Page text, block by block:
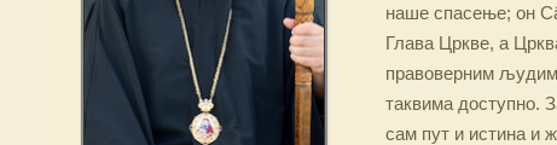
наше спасење; он
Глава Цркве, а
правоверним
таквима доступно.
сам пут и истина и